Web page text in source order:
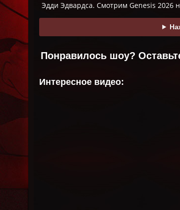
Эдди Эдвардса. Смотрим Genesis 2026
Понравилось шоу?
Интересное видео: